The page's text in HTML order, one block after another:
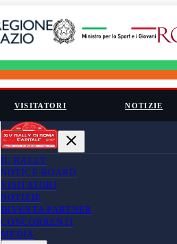
VISITATORI NOTIZIE
IL RALLY
NOTICE BOARD
VISITATORI
NOTIZIE
DIVENTA PARTNER
CONCORRENTI
MEDIA